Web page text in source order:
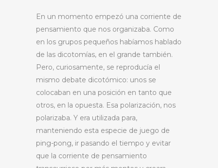
En un momento empezó una corriente de
pensamiento que nos organizaba. Como
en los grupos pequeños habíamos hablado
de las dicotomías, en el grande también.
Pero, curiosamente, se reproducía el
mismo debate dicotómico: unos se
colocaban en una posición en tanto que
otros, en la opuesta. Esa polarización, nos
polarizaba. Y era utilizada para,
manteniendo esta especie de juego de
ping-pong, ir pasando el tiempo y evitar
que la corriente de pensamiento